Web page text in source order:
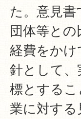
た。意見
団体等と
経費をか
針として
標とする
業に対す